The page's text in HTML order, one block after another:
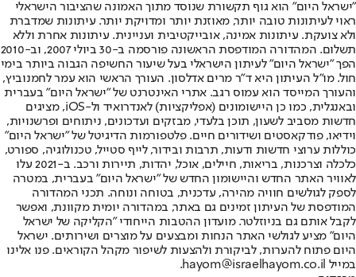
"ישראל היום" הוא גוף תקשורת שנוסד מתוך האמונה שהציבור הישראלי
ראוי לעיתונות טובה יותר, מאוזנת יותר ומדויקת יותר. עיתונות שמדברת
ולא צועקת. עיתונות אמינה, אובייקטיבית ועניינית. עיתונות אחרת וללא
תשלום. המהדורה המודפסת הראשונה פורסמה ב-30 ביולי 2007, וב-2010
הפך "ישראל היום" לעיתון הישראלי בעל שיעור החשיפה הגבוה ביותר בימי
חול. מו"ל העיתון היא ד"ר מרים אדלסון. העורך הראשי הוא עמר לחמנוביץ,
והעורך המייסד הוא עמוס רגב. אתרי האינטרנט של "ישראל היום" בעברית
ובאנגלית, כמו כן היישומונים (אפליקציות) לאנדרואיד ול-iOS, מציגים
חדשות מסביב לשעון, תוכן בלעדי, מבזקים ועדכונים, ניתוחים ופרשנויות,
וידיאו, פודקאסטים ושידורים חיים. פלטפורמות הדיגיטל של "ישראל היום"
כוללות ערוצי חדשות ודעות, תרבות ובידור, לייף סטייל, טכנולוגיה, ספורט,
כלכלה וצרכנות, בריאות, חיילים, אוכל, יהדות, תיירות ורכב. ב-2021 עלו
לאוויר האתר החדש והיישומון החדש של "ישראל היום" בעברית, במטרה
לספק לגולשים חוויה מהירה, עדכנית, בטוחה ונוחה. תכני המהדורה
המודפסת של העיתון זמינים גם באתר, במהדורה יומית מקוונת, ואפשר
לקבל אותם גם בניוזלטר. מועדון ההטבות הייחודי "הקליקה של ישראל
היום" מציע לגולשי האתר הנחות ומבצעים על מוצרים ושירותים. ישראל
היום פתוח להערות, לביקורת ולהצעות לשיפור מקהל הקוראים. פנו אלינו
במייל hayom@israelhayom.co.il.